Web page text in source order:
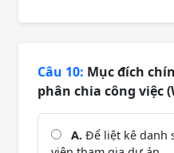
Câu 10: Mục đích
phân chia công việc
A. Để liệt kê danh